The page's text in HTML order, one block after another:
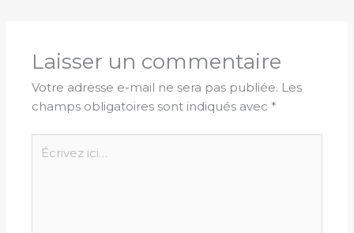
Laisser un commentaire
Votre adresse e-mail ne sera pas publiée. Les
champs obligatoires sont indiqués avec *
ici…